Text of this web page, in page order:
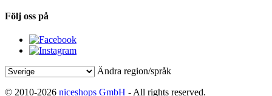
Följ oss på
Ändra region/språk
© 2010-2026 niceshops GmbH - All rights reserved.